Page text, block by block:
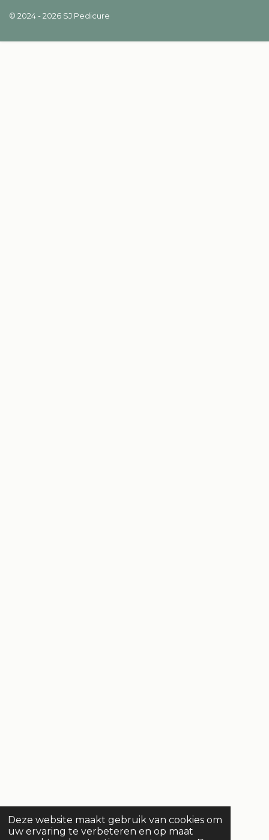
Deze website maakt gebruik van cookies om
uw ervaring te verbeteren en op maat
© 2024 - 2026 SJ Pedicure